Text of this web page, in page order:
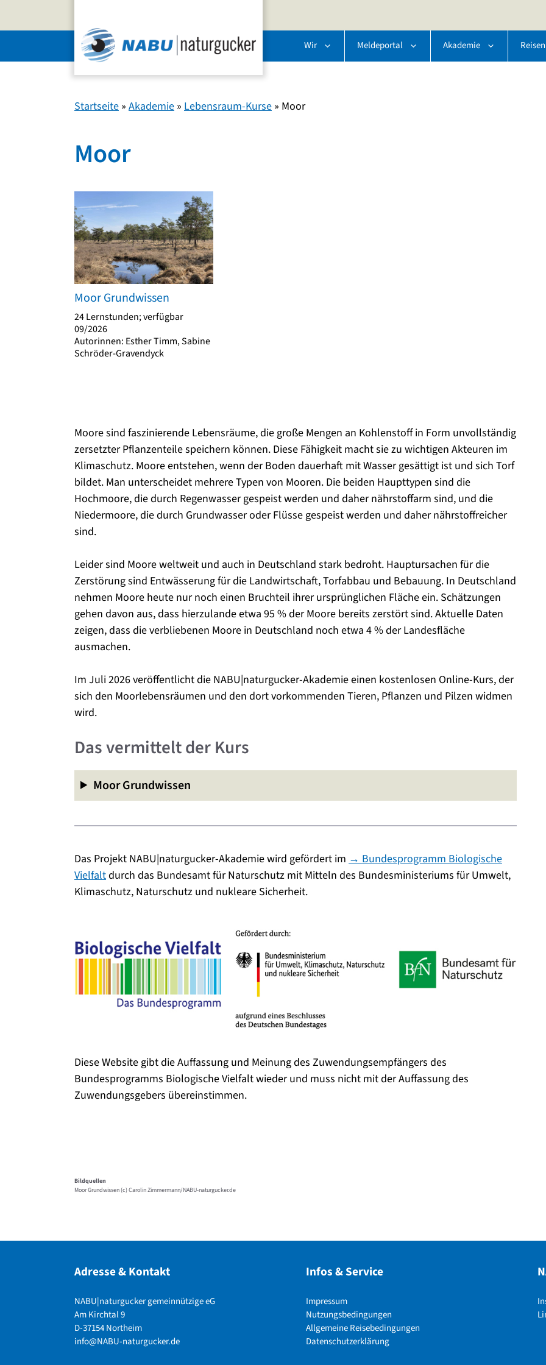
Wir Meldeportal Akademie Reisen
Startseite » Akademie » Lebensraum-Kurse » Moor
Moor
Moor Grundwissen
24 Lernstunden; verfügbar
09/2026
Autorinnen: Esther Timm, Sabine
Schröder-Gravendyck
Moore sind faszinierende Lebensräume, die große Mengen an Kohlenstoff in Form unvollständig
zersetzter Pflanzenteile speichern können. Diese Fähigkeit macht sie zu wichtigen Akteuren im
Klimaschutz. Moore entstehen, wenn der Boden dauerhaft mit Wasser gesättigt ist und sich Torf
bildet. Man unterscheidet mehrere Typen von Mooren. Die beiden Haupttypen sind die
Hochmoore, die durch Regenwasser gespeist werden und daher nährstoffarm sind, und die
Niedermoore, die durch Grundwasser oder Flüsse gespeist werden und daher nährstoffreicher
sind.
Leider sind Moore weltweit und auch in Deutschland stark bedroht. Hauptursachen für die
Zerstörung sind Entwässerung für die Landwirtschaft, Torfabbau und Bebauung. In Deutschland
nehmen Moore heute nur noch einen Bruchteil ihrer ursprünglichen Fläche ein. Schätzungen
gehen davon aus, dass hierzulande etwa 95 % der Moore bereits zerstört sind. Aktuelle Daten
zeigen, dass die verbliebenen Moore in Deutschland noch etwa 4 % der Landesfläche
ausmachen.
Im Juli 2026 veröffentlicht die NABU|naturgucker-Akademie einen kostenlosen Online-Kurs, der
sich den Moorlebensräumen und den dort vorkommenden Tieren, Pflanzen und Pilzen widmen
wird.
Das vermittelt der Kurs
Moor Grundwissen
Das Projekt NABU|naturgucker-Akademie wird gefördert im → Bundesprogramm Biologische
Vielfaltdurch das Bundesamt für Naturschutz mit Mitteln des Bundesministeriums für Umwelt,
Klimaschutz, Naturschutz und nukleare Sicherheit.
Diese Website gibt die Auffassung und Meinung des Zuwendungsempfängers des
Bundesprogramms Biologische Vielfalt wieder und muss nicht mit der Auffassung des
Zuwendungsgebers übereinstimmen.
Bildquellen
Moor Grundwissen (c) Carolin Zimmermann/NABU-naturgucker.de
Adresse & Kontakt
NABU|naturgucker gemeinnützige eG
Am Kirchtal 9
D-37154 Northeim
info@NABU-naturgucker.de
Infos & Service
Impressum
Nutzungsbedingungen
Allgemeine Reisebedingungen
Datenschutzerklärung